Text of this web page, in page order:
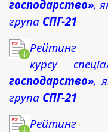
господарство»,
група СПГ-21
Ре
курсу
господарство»,
група СПГ-21